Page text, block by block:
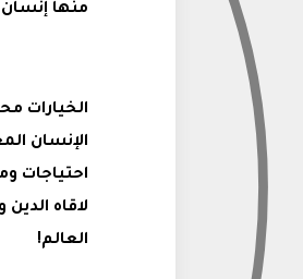
منها
الخيارات
الإنسان
احتياجات
لاقاه
العالم!